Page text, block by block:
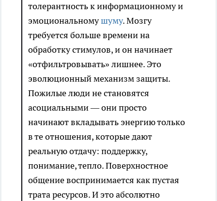
толерантность к информационному и
эмоциональномушуму. Мозгу
требуется больше времени на
обработку стимулов, и он начинает
«отфильтровывать» лишнее. Это
эволюционный механизм защиты.
Пожилые люди не становятся
асоциальными — они просто
начинают вкладывать энергию только
в те отношения, которые дают
реальную отдачу: поддержку,
понимание, тепло. Поверхностное
общение воспринимается как пустая
трата ресурсов. И это абсолютно